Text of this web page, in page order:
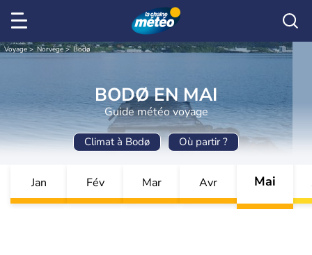
Voyage Norvège Bodø
BODØ EN MAI
Guide météo voyage
Climat à Bodø Où partir ?
Jan Fév Mar Avr Mai